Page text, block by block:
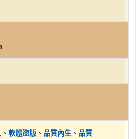
軟體盜版、品質內生、品質